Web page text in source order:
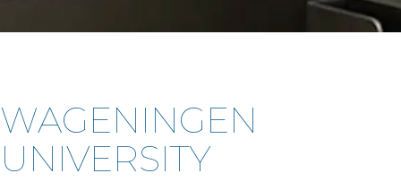
WAGENINGEN
UNIVERSITY